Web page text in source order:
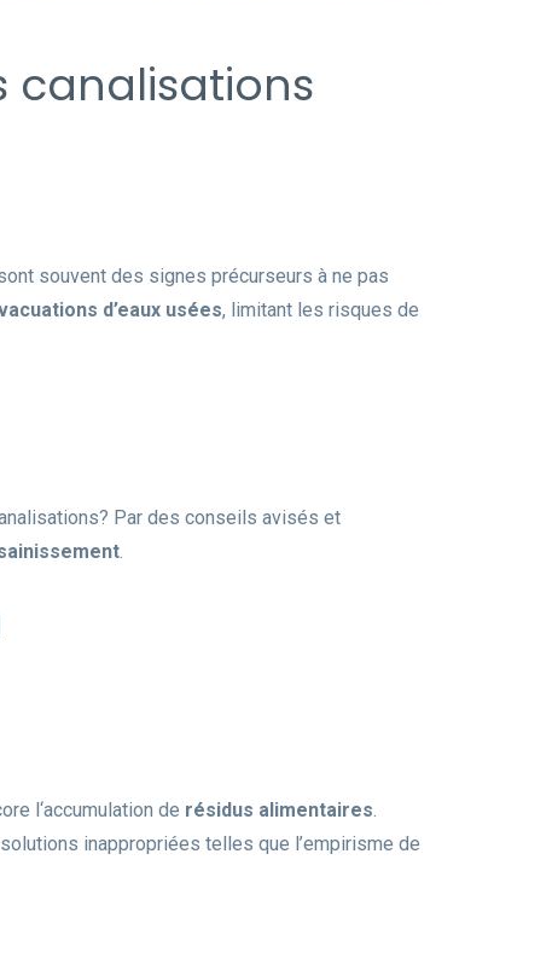
canalisations
souvent des signes précurseurs à ne pas
d’eaux usées, limitant les risques de
Par des conseils avisés et
l‘accumulation de résidus alimentaires
inappropriées telles que l’empirisme de